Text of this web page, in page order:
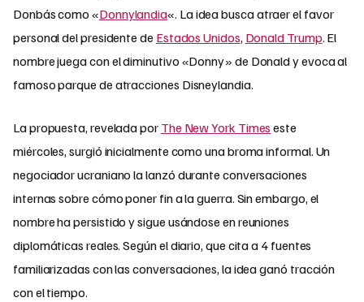
Donbás como «Donnylandia«. La idea busca atraer el favor
personal del presidente de Estados Unidos, Donald Trump. El
nombre juega con el diminutivo «Donny» de Donald y evoca al
famoso parque de atracciones Disneylandia.
La propuesta, revelada por The New York Times este
miércoles, surgió inicialmente como una broma informal. Un
negociador ucraniano la lanzó durante conversaciones
internas sobre cómo poner fin a la guerra. Sin embargo, el
nombre ha persistido y sigue usándose en reuniones
diplomáticas reales. Según el diario, que cita a 4 fuentes
familiarizadas con las conversaciones, la idea ganó tracción
con el tiempo.